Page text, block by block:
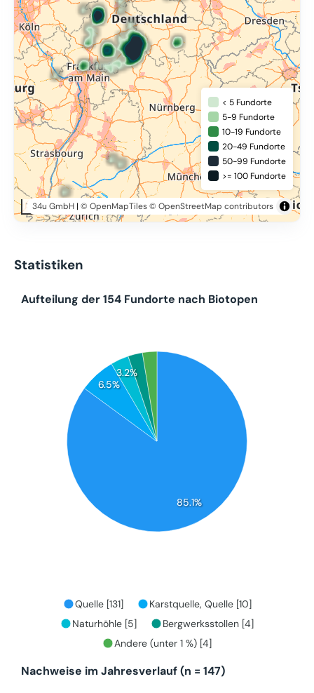
100 km
34u GmbH| © OpenMapTiles© OpenStreetMap contributors
< 5 Fundorte
5-9 Fundorte
10-19 Fundorte
20-49 Fundorte
50-99 Fundorte
>= 100 Fundorte
Statistiken
85.1%
6.5%
3.2%
Aufteilung der 154 Fundorte nach Biotopen
Quelle [131]
Karstquelle, Quelle [10]
Naturhöhle [5]
Bergwerksstollen [4]
Andere (unter 1 %) [4]
Nachweise im Jahresverlauf (n = 147)